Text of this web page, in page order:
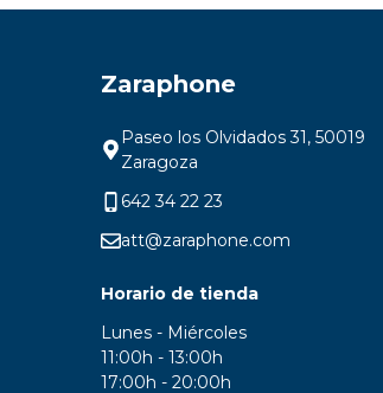
Zaraphone
Paseo los Olvidados 31, 50019
Zaragoza
642 34 22 23
att@zaraphone.com
Horario de tienda
Lunes - Miércoles
11:00h - 13:00h
17:00h - 20:00h